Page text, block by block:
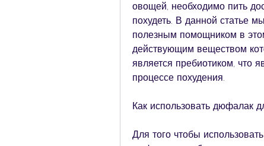
овощей, необходимо пить
похудеть. В данной статье
полезным помощником в
действующим веществом
является пребиотиком, что
процессе похудения.
Как использовать дюфалак
Для того чтобы